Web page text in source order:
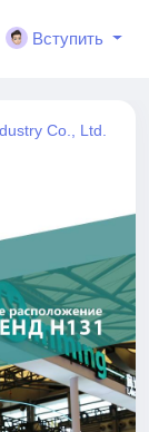
Вступить
Co., Ltd.